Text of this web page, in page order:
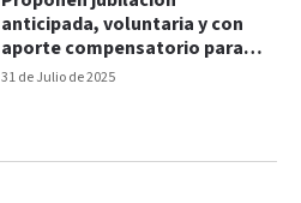
31 de Julio de 2025
anticipada, voluntaria y con
aporte compensatorio para
personal de salud que